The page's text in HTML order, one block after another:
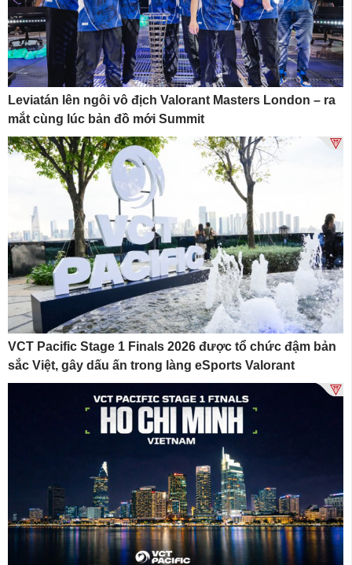
Leviatán lên ngôi vô địch Valorant Masters London – ra
mắt cùng lúc bản đồ mới Summit
VCT Pacific Stage 1 Finals 2026 được tổ chức đậm bản
sắc Việt, gây dấu ấn trong làng eSports Valorant